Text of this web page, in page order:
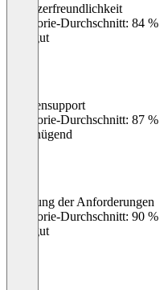
Benutzerfreundlichkeit
Kategorie-Durchschnitt: 84 %
Sehr gut
Kundensupport
Kategorie-Durchschnitt: 87 %
Ungenügend
Erfüllung der Anforderungen
Kategorie-Durchschnitt: 90 %
Sehr gut